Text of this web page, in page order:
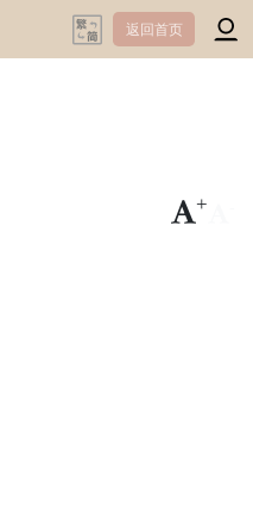
返回首页
+